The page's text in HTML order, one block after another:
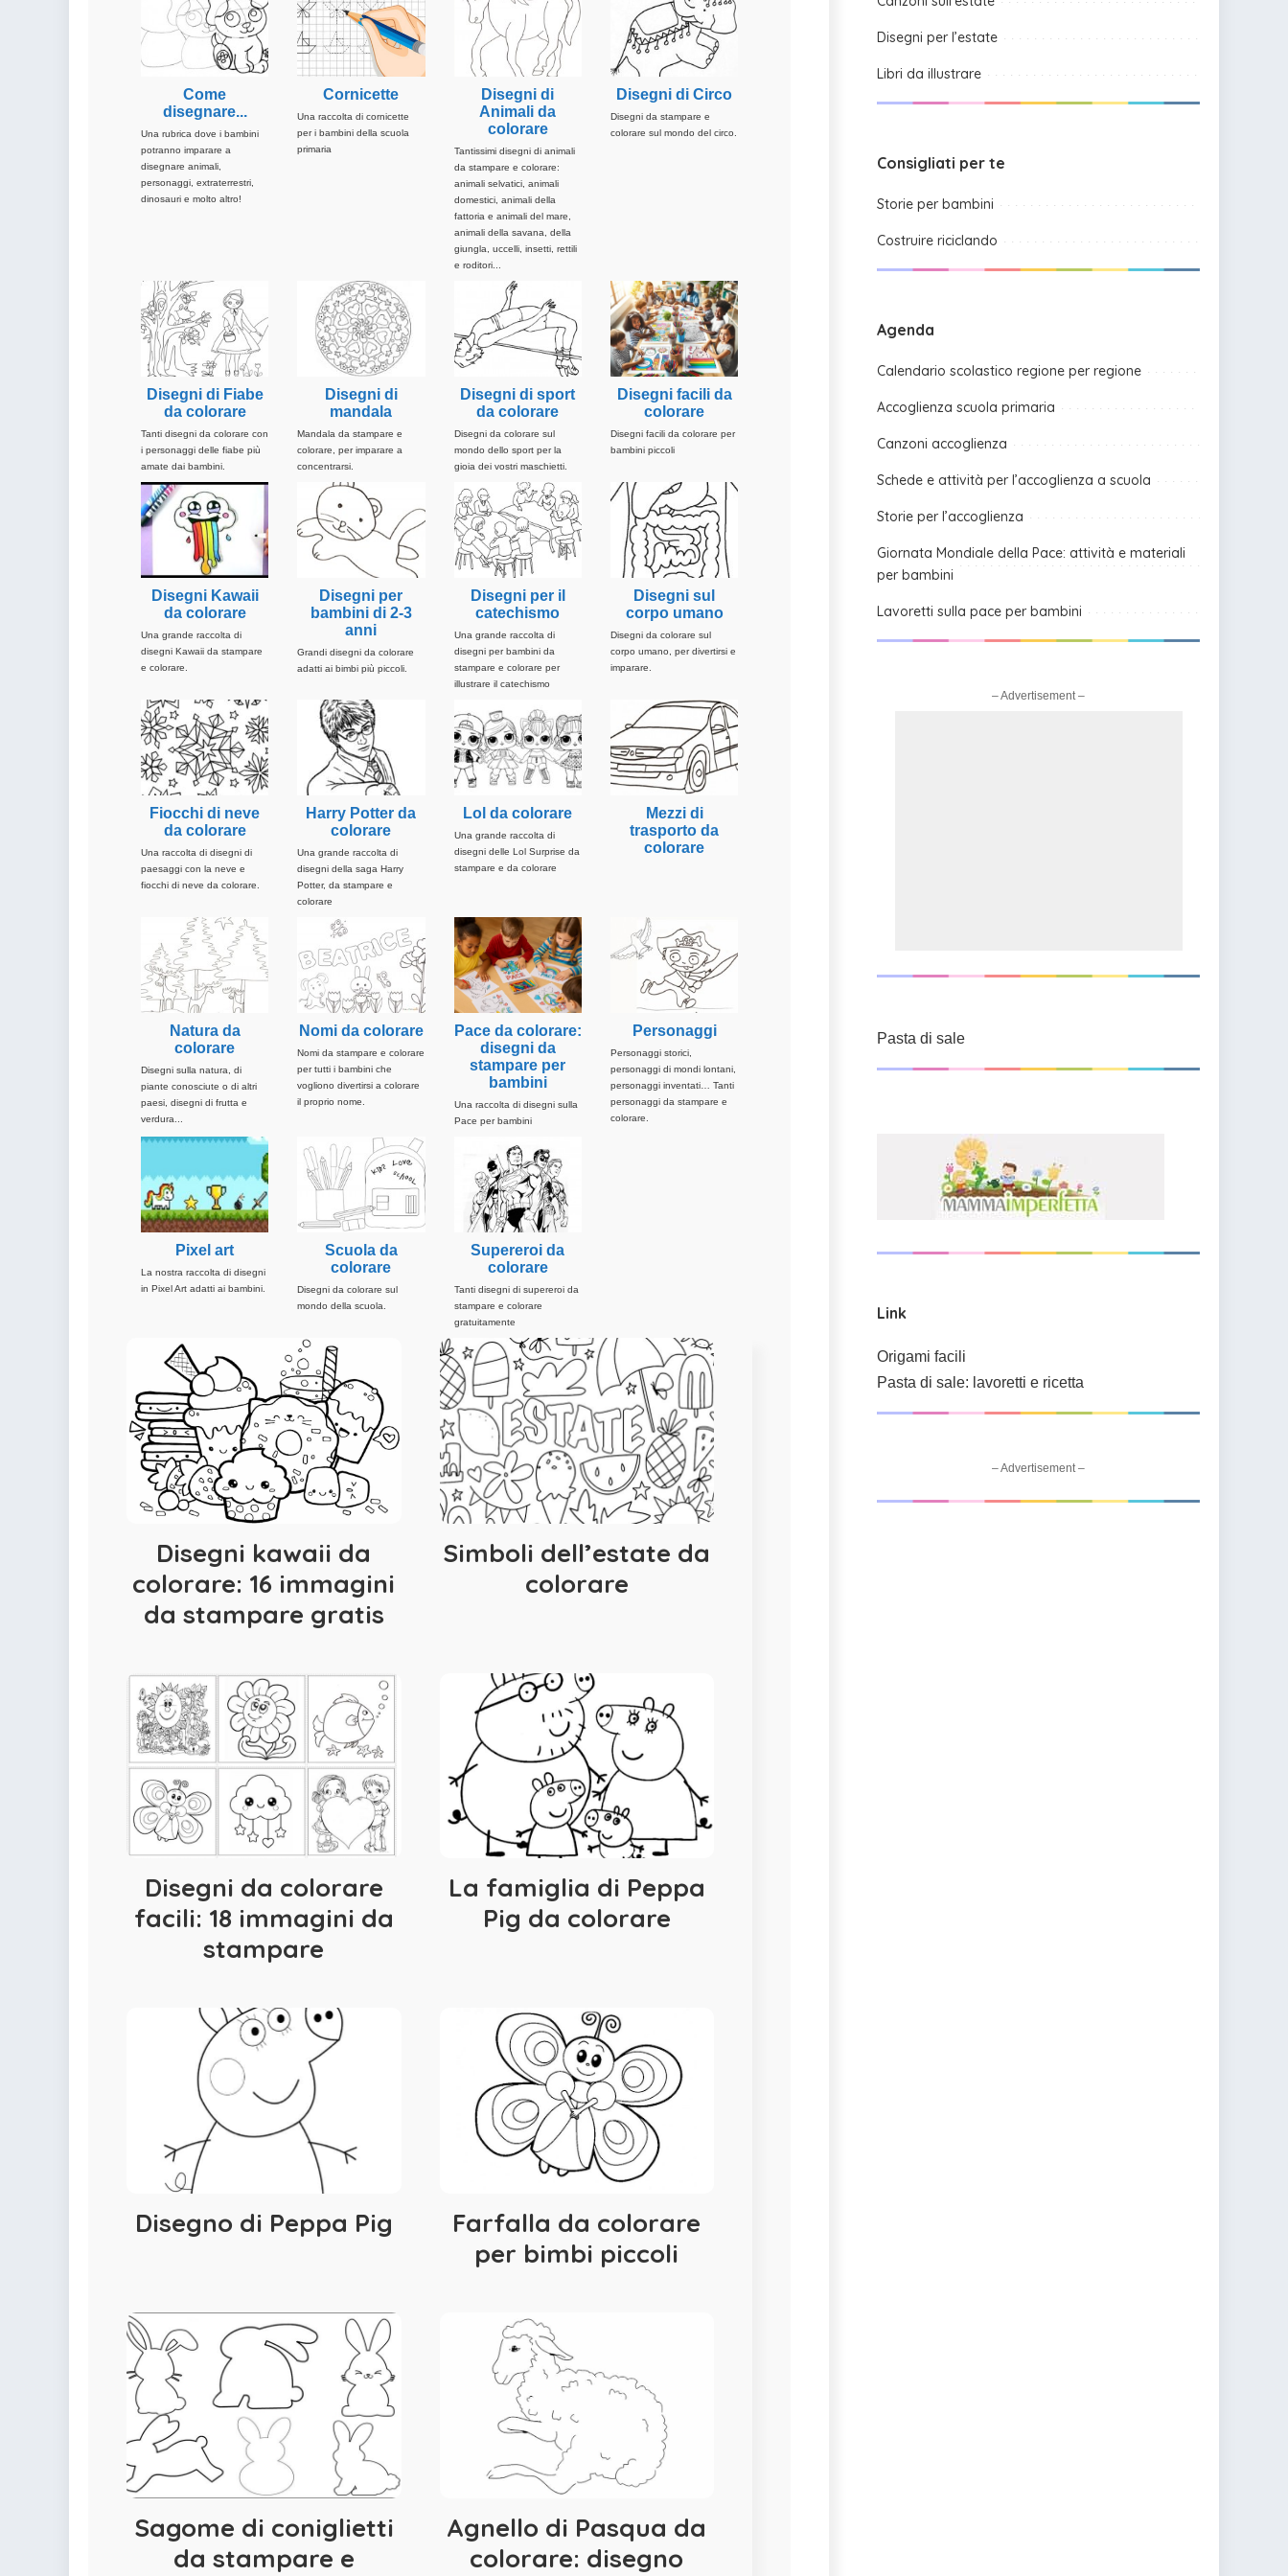
Supereroi da colorare
DIsegni di Avengers da
Disegni per il catechismo
Disegni Kawaii da
colorare
Indovinelli per bambini
Come
disegnare...
Una rubrica dove i bambini
potranno imparare a
disegnare animali,
personaggi, extraterrestri,
dinosauri e molto altro!
Cornicette
Una raccolta di cornicette
per i bambini della scuola
primaria
Disegni di
Animali da
colorare
Tantissimi disegni di animali
da stampare e colorare:
animali selvatici, animali
domestici, animali della
fattoria e animali del mare,
animali della savana, della
giungla, uccelli, insetti, rettili
e roditori...
Disegni di Circo
Disegni da stampare e
colorare sul mondo del circo.
Disegni di Fiabe
da colorare
Tanti disegni da colorare con
i personaggi delle fiabe più
amate dai bambini.
Disegni di
mandala
Mandala da stampare e
colorare, per imparare a
concentrarsi.
Disegni di sport
da colorare
Disegni da colorare sul
mondo dello sport per la
gioia dei vostri maschietti.
Disegni facili da
colorare
Disegni facili da colorare per
bambini piccoli
Disegni Kawaii
da colorare
Una grande raccolta di
disegni Kawaii da stampare
e colorare.
Disegni per
bambini di 2-3
anni
Grandi disegni da colorare
adatti ai bimbi più piccoli.
Disegni per il
catechismo
Una grande raccolta di
disegni per bambini da
stampare e colorare per
illustrare il catechismo
Disegni sul
corpo umano
Disegni da colorare sul
corpo umano, per divertirsi e
imparare.
Fiocchi di neve
da colorare
Una raccolta di disegni di
paesaggi con la neve e
fiocchi di neve da colorare.
Harry Potter da
colorare
Una grande raccolta di
disegni della saga Harry
Potter, da stampare e
colorare
Lol da colorare
Una grande raccolta di
disegni delle Lol Surprise da
stampare e da colorare
Mezzi di
trasporto da
colorare
Natura da
colorare
Disegni sulla natura, di
piante conosciute o di altri
paesi, disegni di frutta e
verdura...
Nomi da colorare
Nomi da stampare e colorare
per tutti i bambini che
vogliono divertirsi a colorare
il proprio nome.
Pace da colorare:
disegni da
stampare per
bambini
Una raccolta di disegni sulla
Pace per bambini
Personaggi
Personaggi storici,
personaggi di mondi lontani,
personaggi inventati… Tanti
personaggi da stampare e
colorare.
Pixel art
La nostra raccolta di disegni
in Pixel Art adatti ai bambini.
Scuola da
colorare
Disegni da colorare sul
mondo della scuola.
Supereroi da
colorare
Tanti disegni di supereroi da
stampare e colorare
gratuitamente
Disegni kawaii da
colorare: 16 immagini
da stampare gratis
Simboli dell’estate da
colorare
Disegni da colorare
facili: 18 immagini da
stampare
La famiglia di Peppa
Pig da colorare
Disegno di Peppa Pig
Farfalla da colorare
per bimbi piccoli
Sagome di coniglietti
da stampare e
Agnello di Pasqua da
colorare: disegno
Disegni per l’estate
Libri da illustrare
Consigliati per te
Storie per bambini
Costruire riciclando
Agenda
Calendario scolastico regione per regione
Accoglienza scuola primaria
Canzoni accoglienza
Schede e attività per l’accoglienza a scuola
Storie per l’accoglienza
Giornata Mondiale della Pace: attività e materiali
per bambini
Lavoretti sulla pace per bambini
– Advertisement –
Pasta di sale
Link
Origami facili
Pasta di sale: lavoretti e ricetta
– Advertisement –